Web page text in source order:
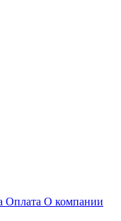
Оплата О компании